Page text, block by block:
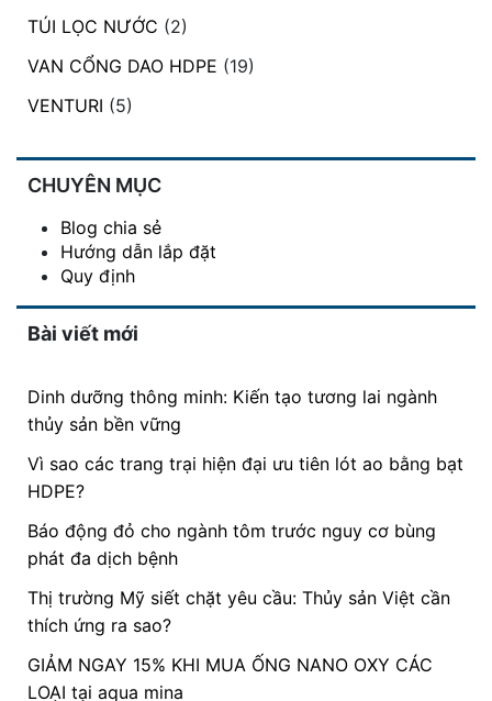
TÚI LỌC NƯỚC (2)
VAN CỔNG DAO HDPE (19)
VENTURI (5)
CHUYÊN MỤC
Blog chia sẻ
Hướng dẫn lắp đặt
Quy định
Bài viết mới
Dinh dưỡng thông minh: Kiến tạo tương lai ngành
thủy sản bền vững
Vì sao các trang trại hiện đại ưu tiên lót ao bằng bạt
HDPE?
Báo động đỏ cho ngành tôm trước nguy cơ bùng
phát đa dịch bệnh
Thị trường Mỹ siết chặt yêu cầu: Thủy sản Việt cần
thích ứng ra sao?
GIẢM NGAY 15% KHI MUA ỐNG NANO OXY CÁC
LOẠI tại aqua mina